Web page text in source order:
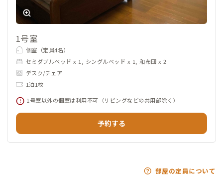
1号室
個室（定員4名）
セミダブルベッド x 1, シングルベッド x 1, 和布団 x 2
デスク/チェア
1泊1枚
1号室以外の個室は利用不可（リビングなどの共用部除く）
予約する
部屋の定員について